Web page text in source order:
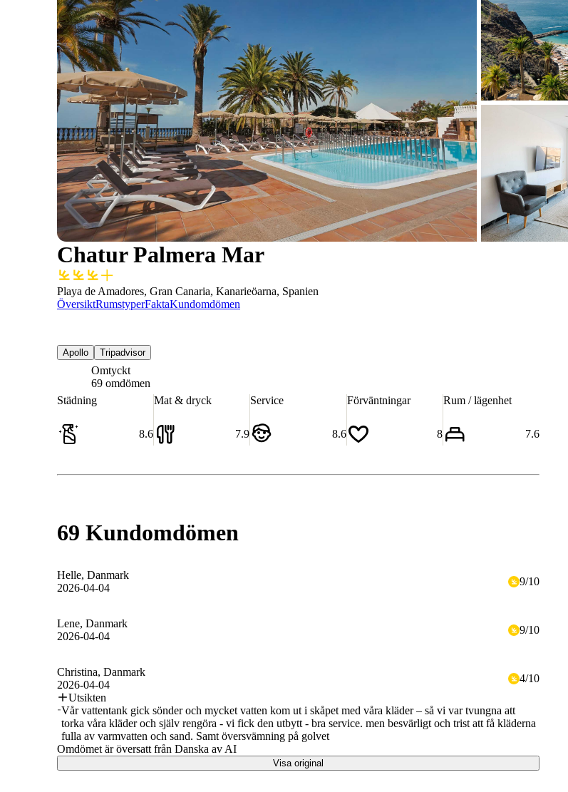
Chatur Palmera Mar
Playa de Amadores, Gran Canaria, Kanarieöarna, Spanien
ÖversiktRumstyperFaktaKundomdömen
Apollo Tripadvisor
Omtyckt
69 omdömen
Städning
8.6
Mat & dryck
7.9
Service
8.6
Förväntningar
8
Rum / lägenhet
7.6
69 Kundomdömen
Helle, Danmark
2026-04-04
9/10
Lene, Danmark
2026-04-04
9/10
Christina, Danmark
2026-04-04
4/10
Utsikten
Vår vattentank gick sönder och mycket vatten kom ut i skåpet med våra kläder – så vi var tvungna att
torka våra kläder och själv rengöra - vi fick den utbytt - bra service. men besvärligt och trist att få kläderna
fulla av varmvatten och sand. Samt översvämning på golvet
Omdömet är översatt från Danska av AI
Visa original